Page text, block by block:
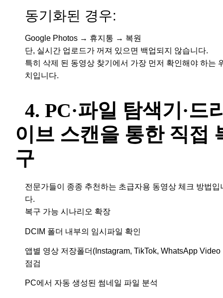
동기화된 경우:
Google Photos → 휴지통 → 복원
단, 실시간 업로드가 꺼져 있으면 백업되지 않습니다.
특히 삭제 된 동영상 찾기에서 가장 먼저 확인해야 하는
치입니다.
4. PC·파일 탐색기·드
이브 스캔을 통한 직접
구
전문가들이 종종 추천하는 초급자용 동영상 체크 방법입
다.
복구 가능 시나리오 확장
DCIM 폴더 내부의 임시파일 확인
앱별 영상 저장폴더(Instagram, TikTok, WhatsApp Video
점검
PC에서 자동 생성된 썸네일 파일 분석